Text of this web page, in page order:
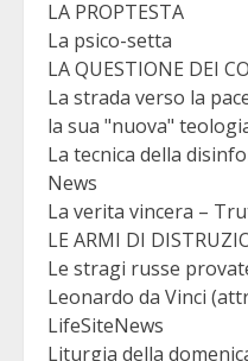
LA PROPTESTA
La psico-setta
LA QUESTIONE DEI
La strada verso la
la sua "nuova"
La tecnica della
News
La verita vincera –
LE ARMI DI
Le stragi russe
Leonardo da Vinci
LifeSiteNews
Liturgia della